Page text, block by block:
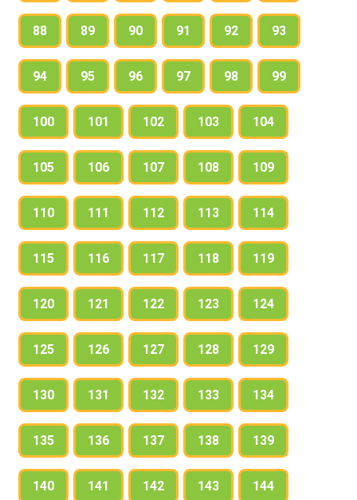
88 89 90 91 92 93
94 95 96 97 98 99
100 101 102 103 104
105 106 107 108 109
110 111 112 113 114
115 116 117 118 119
120 121 122 123 124
125 126 127 128 129
130 131 132 133 134
135 136 137 138 139
140 141 142 143 144